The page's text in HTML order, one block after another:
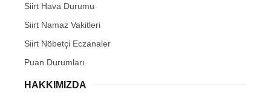
Siirt Hava Durumu
Siirt Namaz Vakitleri
Siirt Nöbetçi Eczanaler
Puan Durumları
HAKKIMIZDA